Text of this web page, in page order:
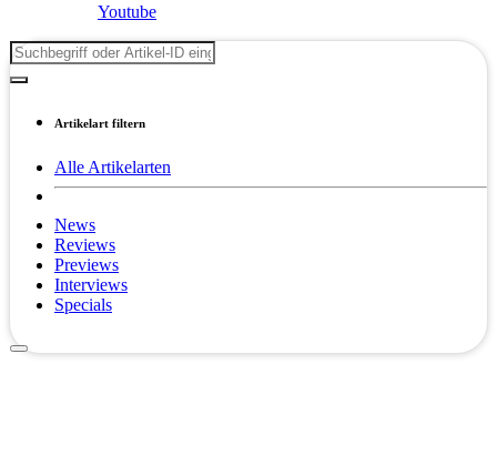
Youtube
Artikelart filtern
Alle Artikelarten
News
Reviews
Previews
Interviews
Specials